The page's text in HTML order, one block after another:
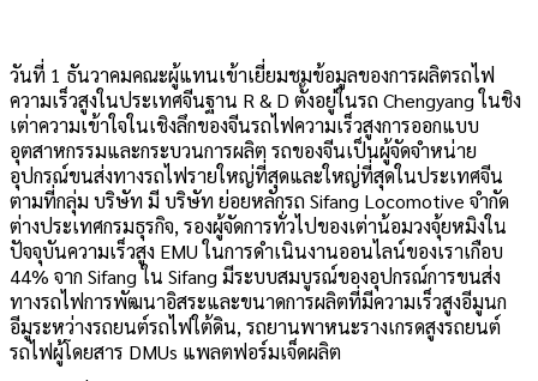
วันที่ 1 ธันวาคมคณะผู้แทนเข้าเยี่ยมชมข้อมูลของการผลิตรถไฟ
ความเร็วสูงในประเทศจีนฐาน R & D ตั้งอยู่ในรถ Chengyang ในชิง
เต่าความเข้าใจในเชิงลึกของจีนรถไฟความเร็วสูงการออกแบบ
อุตสาหกรรมและกระบวนการผลิต รถของจีนเป็นผู้จัดจำหน่าย
อุปกรณ์ขนส่งทางรถไฟรายใหญ่ที่สุดและใหญ่ที่สุดในประเทศจีน
ตามที่กลุ่ม บริษัท มี บริษัท ย่อยหลักรถ Sifang Locomotive จำกัด
ต่างประเทศกรมธุรกิจ, รองผู้จัดการทั่วไปของเต่าน้อมวงจุ้ยหมิงใน
ปัจจุบันความเร็วสูง EMU ในการดำเนินงานออนไลน์ของเราเกือบ
44% จาก Sifang ใน Sifang มีระบบสมบูรณ์ของอุปกรณ์การขนส่ง
ทางรถไฟการพัฒนาอิสระและขนาดการผลิตที่มีความเร็วสูงอีมูนก
อีมูระหว่างรถยนต์รถไฟใต้ดิน, รถยานพาหนะรางเกรดสูงรถยนต์
รถไฟผู้โดยสาร DMUs แพลตฟอร์มเจ็ดผลิต